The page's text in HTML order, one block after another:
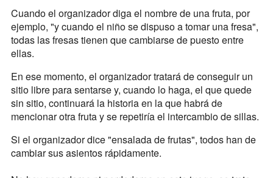
Cuando el organizador diga el nombre de una fruta, por
ejemplo, "y cuando el niño se dispuso a tomar una fresa",
todas las fresas tienen que cambiarse de puesto entre
ellas.
En ese momento, el organizador tratará de conseguir un
sitio libre para sentarse y, cuando lo haga, el que quede
sin sitio, continuará la historia en la que habrá de
mencionar otra fruta y se repetiría el intercambio de sillas.
Si el organizador dice "ensalada de frutas", todos han de
cambiar sus asientos rápidamente.